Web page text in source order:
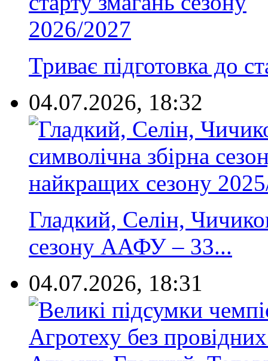
Триває підготовка до
04.07.2026, 18:32
Гладкий, Селін,
сезону ААФУ – 33...
04.07.2026, 18:31